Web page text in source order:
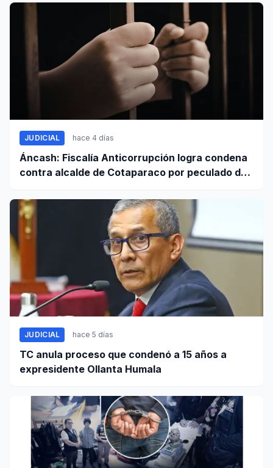
JUDICIAL hace 4 días
Áncash: Fiscalía Anticorrupción logra condena
contra alcalde de Cotaparaco por peculado de
JUDICIAL hace 5 días
TC anula proceso que condenó a 15 años a
expresidente Ollanta Humala